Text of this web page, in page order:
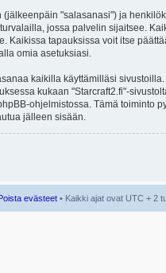
"salasanasi") ja
jossa palvelin sijaitsee.
Kaikissa tapauksissa voit itse
omia asetuksiasi.
kaikilla käyttämilläsi sivustoilla.
kukaan "Starcraft2.fi"-
ohjelmistossa. Tämä toiminto
jälleen sisään.
evästeet • Kaikki ajat ovat UTC + 2